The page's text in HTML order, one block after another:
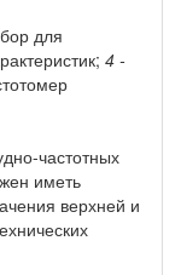
для
4 -
частотных
иметь
верхней и